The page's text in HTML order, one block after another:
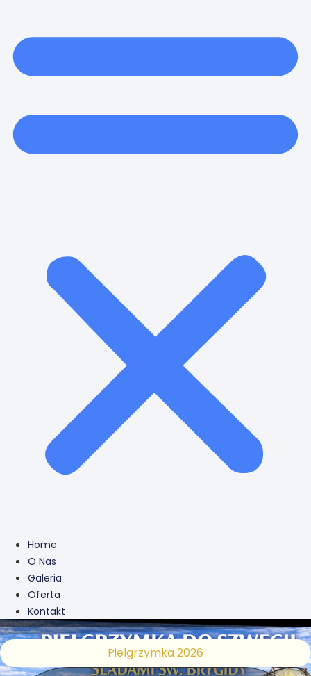
Home
O Nas
Galeria
Oferta
Kontakt
Pielgrzymka 2026